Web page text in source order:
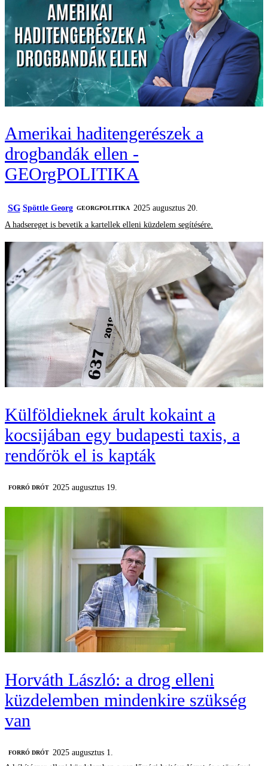
Amerikai haditengerészek a
drogbandák ellen -
GEOrgPOLITIKA
SG Spöttle Georg ‎GEORGPOLITIKA 2025 augusztus 20.
A hadsereget is bevetik a kartellek elleni küzdelem segítésére.
Külföldieknek árult kokaint a
kocsijában egy budapesti taxis, a
rendőrök el is kapták
FORRÓ DRÓT 2025 augusztus 19.
Horváth László: a drog elleni
küzdelemben mindenkire szükség
van
FORRÓ DRÓT 2025 augusztus 1.